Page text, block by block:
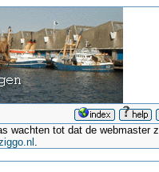
wachten tot dat de
.